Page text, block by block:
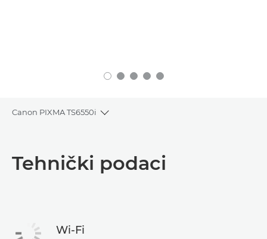
Canon PIXMA TS6550i
Toggle breadcrumbs
Tehnički podaci
Tehnički podaci
Wi-Fi